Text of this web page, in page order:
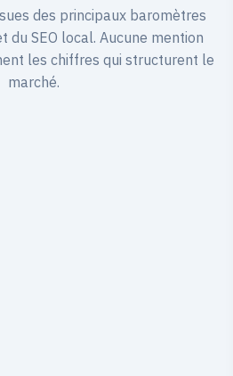
des principaux baromètres
du SEO local. Aucune mention
les chiffres qui structurent le
marché.